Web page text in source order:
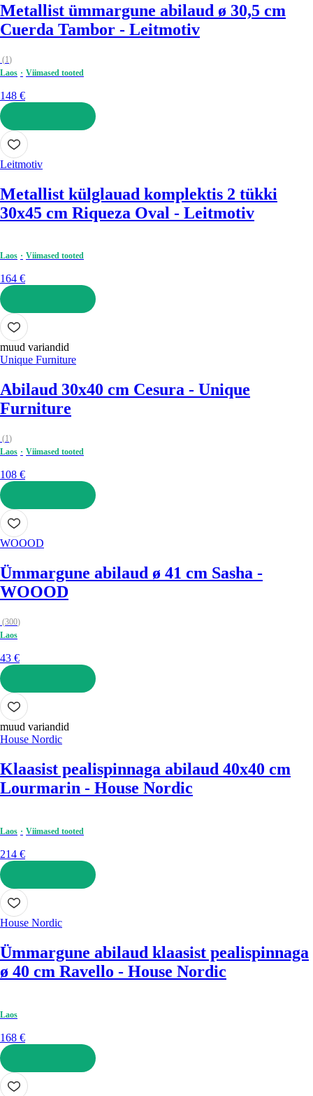
Metallist ümmargune abilaud ø 30,5 cm
Cuerda Tambor - Leitmotiv
(1)
Laos
Viimased tooted
148 €
LISA OSTUKORVI
Leitmotiv
Metallist külglauad komplektis 2 tükki
30x45 cm Riqueza Oval - Leitmotiv
Laos Viimased tooted
164 €
LISA OSTUKORVI
muud variandid
Unique Furniture
Abilaud 30x40 cm Cesura - Unique
Furniture
(1)
Laos
Viimased tooted
108 €
LISA OSTUKORVI
WOOOD
Ümmargune abilaud ø 41 cm Sasha -
WOOOD
(300)
Laos
43 €
LISA OSTUKORVI
muud variandid
House Nordic
Klaasist pealispinnaga abilaud 40x40 cm
Lourmarin - House Nordic
Laos Viimased tooted
214 €
LISA OSTUKORVI
House Nordic
Ümmargune abilaud klaasist pealispinnaga
ø 40 cm Ravello - House Nordic
Laos
168 €
LISA OSTUKORVI